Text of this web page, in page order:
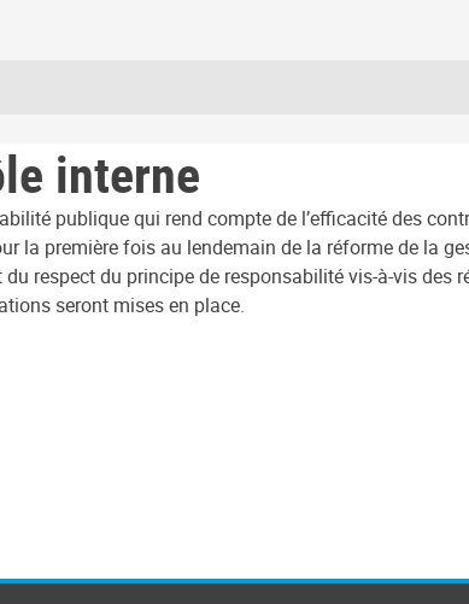
interne
publique qui rend compte de l’efficacité des
la première fois au lendemain de la réforme de la
respect du principe de responsabilité vis-à-vis
seront mises en place.